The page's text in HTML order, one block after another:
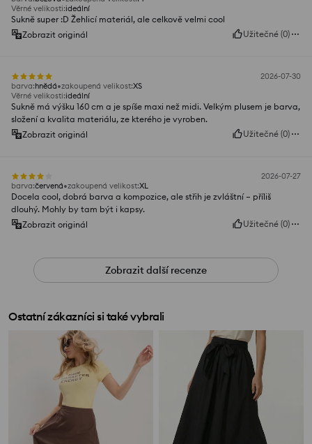
Věrné velikosti:ideální
Sukně super :D Žehlicí materiál, ale celkově velmi cool
Zobrazit originál
Užitečné (0)
2026-07-30
barva:hnědá zakoupená velikost:XS
Věrné velikosti:ideální
Sukně má výšku 160 cm a je spíše maxi než midi. Velkým plusem je barva,
složení a kvalita materiálu, ze kterého je vyroben.
Zobrazit originál
Užitečné (0)
2026-07-27
barva:červená zakoupená velikost:XL
Docela cool, dobrá barva a kompozice, ale střih je zvláštní – příliš
dlouhý. Mohly by tam být i kapsy.
Zobrazit originál
Užitečné (0)
Zobrazit další recenze
Ostatní zákazníci si také vybrali